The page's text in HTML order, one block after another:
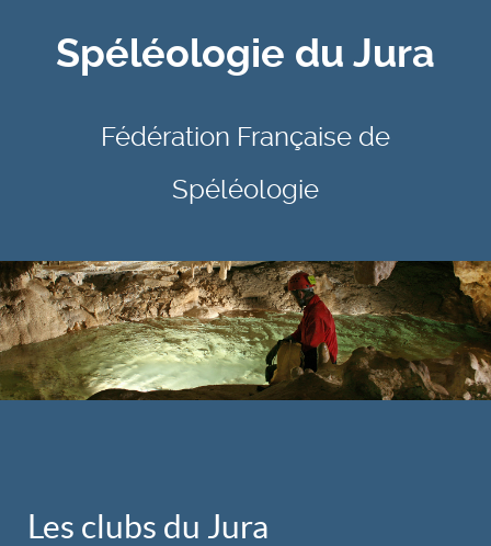
Spéléologie du Jura
Fédération Française de
Spéléologie
Les clubs du Jura